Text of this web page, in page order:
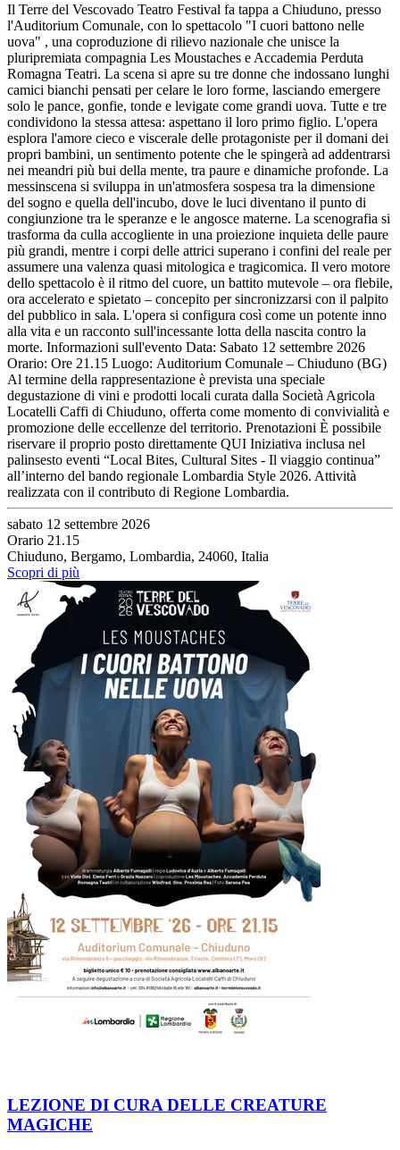
Il Terre del Vescovado Teatro Festival fa tappa a Chiuduno, presso
l'Auditorium Comunale, con lo spettacolo "I cuori battono nelle
uova" , una coproduzione di rilievo nazionale che unisce la
pluripremiata compagnia Les Moustaches e Accademia Perduta
Romagna Teatri. La scena si apre su tre donne che indossano lunghi
camici bianchi pensati per celare le loro forme, lasciando emergere
solo le pance, gonfie, tonde e levigate come grandi uova. Tutte e tre
condividono la stessa attesa: aspettano il loro primo figlio. L'opera
esplora l'amore cieco e viscerale delle protagoniste per il domani dei
propri bambini, un sentimento potente che le spingerà ad addentrarsi
nei meandri più bui della mente, tra paure e dinamiche profonde. La
messinscena si sviluppa in un'atmosfera sospesa tra la dimensione
del sogno e quella dell'incubo, dove le luci diventano il punto di
congiunzione tra le speranze e le angosce materne. La scenografia si
trasforma da culla accogliente in una proiezione inquieta delle paure
più grandi, mentre i corpi delle attrici superano i confini del reale per
assumere una valenza quasi mitologica e tragicomica. Il vero motore
dello spettacolo è il ritmo del cuore, un battito mutevole – ora flebile,
ora accelerato e spietato – concepito per sincronizzarsi con il palpito
del pubblico in sala. L'opera si configura così come un potente inno
alla vita e un racconto sull'incessante lotta della nascita contro la
morte. Informazioni sull'evento Data: Sabato 12 settembre 2026
Orario: Ore 21.15 Luogo: Auditorium Comunale – Chiuduno (BG)
Al termine della rappresentazione è prevista una speciale
degustazione di vini e prodotti locali curata dalla Società Agricola
Locatelli Caffi di Chiuduno, offerta come momento di convivialità e
promozione delle eccellenze del territorio. Prenotazioni È possibile
riservare il proprio posto direttamente QUI Iniziativa inclusa nel
palinsesto eventi “Local Bites, Cultural Sites - Il viaggio continua”
all’interno del bando regionale Lombardia Style 2026. Attività
realizzata con il contributo di Regione Lombardia.
sabato 12 settembre 2026
Orario 21.15
Chiuduno, Bergamo, Lombardia, 24060, Italia
Scopri di più
LEZIONE DI CURA DELLE CREATURE
MAGICHE